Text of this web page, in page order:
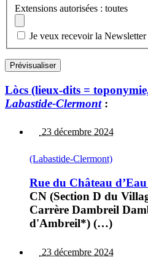
Extensions autorisées : toutes
Je veux recevoir la Newsletter
Lòcs (lieux-dits =
Labastide-Clermont:
23 décembre 2024
(Labastide-Clermont)
Rue du Château
CN (Section D du
Carrère Dambreil
d'Ambreil*) (…)
23 décembre 2024